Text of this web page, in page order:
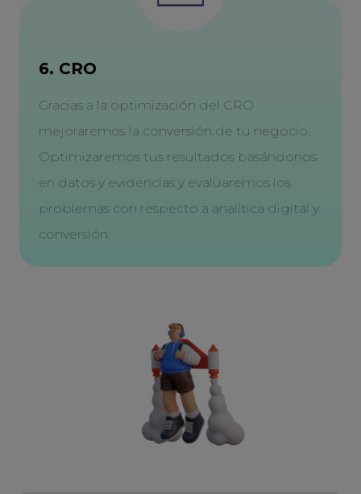
6. CRO
Gracias a la optimización del CRO
mejoraremos la conversión de tu negocio.
Optimizaremos tus resultados basándonos
en datos y evidencias y evaluaremos los
problemas con respecto a analítica digital y
conversión.